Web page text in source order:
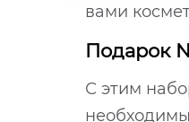
вами
Подарок
С этим